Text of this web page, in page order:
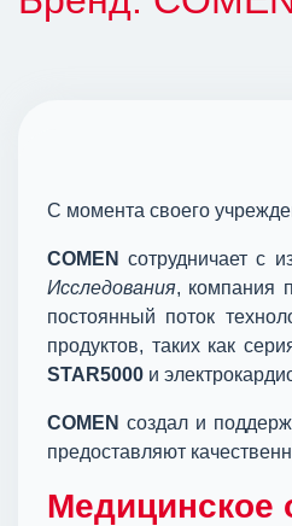
C момента своего
COMEN сотрудничает с
Исследования, компания
постоянный поток
продуктов, таких как
STAR5000 и
COMEN создал и
предоставляют
Медицинское